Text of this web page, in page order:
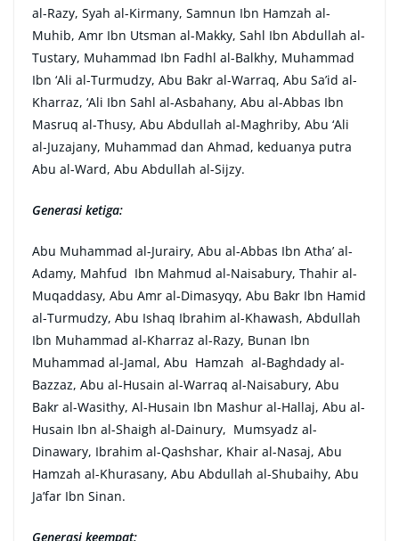
al-Razy, Syah al-Kirmany, Samnun Ibn Hamzah al-
Muhib, Amr Ibn Utsman al-Makky, Sahl Ibn Abdullah al-
Tustary, Muhammad Ibn Fadhl al-Balkhy, Muhammad
Ibn ‘Ali al-Turmudzy, Abu Bakr al-Warraq, Abu Sa’id al-
Kharraz, ‘Ali Ibn Sahl al-Asbahany, Abu al-Abbas Ibn
Masruq al-Thusy, Abu Abdullah al-Maghriby, Abu ‘Ali
al-Juzajany, Muhammad dan Ahmad, keduanya putra
Abu al-Ward, Abu Abdullah al-Sijzy.
Generasi ketiga:
Abu Muhammad al-Jurairy, Abu al-Abbas Ibn Atha’ al-
Adamy, Mahfud Ibn Mahmud al-Naisabury, Thahir al-
Muqaddasy, Abu Amr al-Dimasyqy, Abu Bakr Ibn Hamid
al-Turmudzy, Abu Ishaq Ibrahim al-Khawash, Abdullah
Ibn Muhammad al-Kharraz al-Razy, Bunan Ibn
Muhammad al-Jamal, Abu Hamzah al-Baghdady al-
Bazzaz, Abu al-Husain al-Warraq al-Naisabury, Abu
Bakr al-Wasithy, Al-Husain Ibn Mashur al-Hallaj, Abu al-
Husain Ibn al-Shaigh al-Dainury, Mumsyadz al-
Dinawary, Ibrahim al-Qashshar, Khair al-Nasaj, Abu
Hamzah al-Khurasany, Abu Abdullah al-Shubaihy, Abu
Ja’far Ibn Sinan.
Generasi keempat: